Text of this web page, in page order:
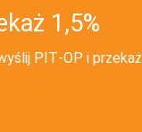
1,5%
PIT‑OP i przekaż